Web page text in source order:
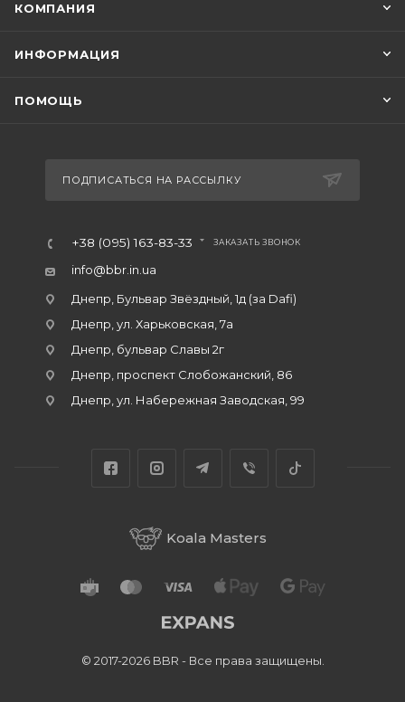
КОМПАНИЯ
ИНФОРМАЦИЯ
ПОМОЩЬ
ПОДПИСАТЬСЯ НА РАССЫЛКУ
+38 (095) 163-83-33 ЗАКАЗАТЬ ЗВОНОК
info@bbr.in.ua
Днепр, Бульвар Звёздный, 1д (за Dafi)
Днепр, ул. Харьковская, 7а
Днепр, бульвар Славы 2г
Днепр, проспект Слобожанский, 86
Днепр, ул. Набережная Заводская, 99
Koala Masters
© 2017-2026 BBR - Все права защищены.